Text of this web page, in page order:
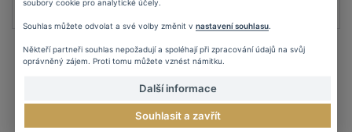
Souhlas můžete odvolat a své volby změnit v nastavení souhlasu
Někteří partneři souhlas nepožadují a spoléhají při zpracování údajů na svůj
oprávněný zájem. Proti tomu můžete vznést námitku.
Další informace
Souhlasit a zavřít